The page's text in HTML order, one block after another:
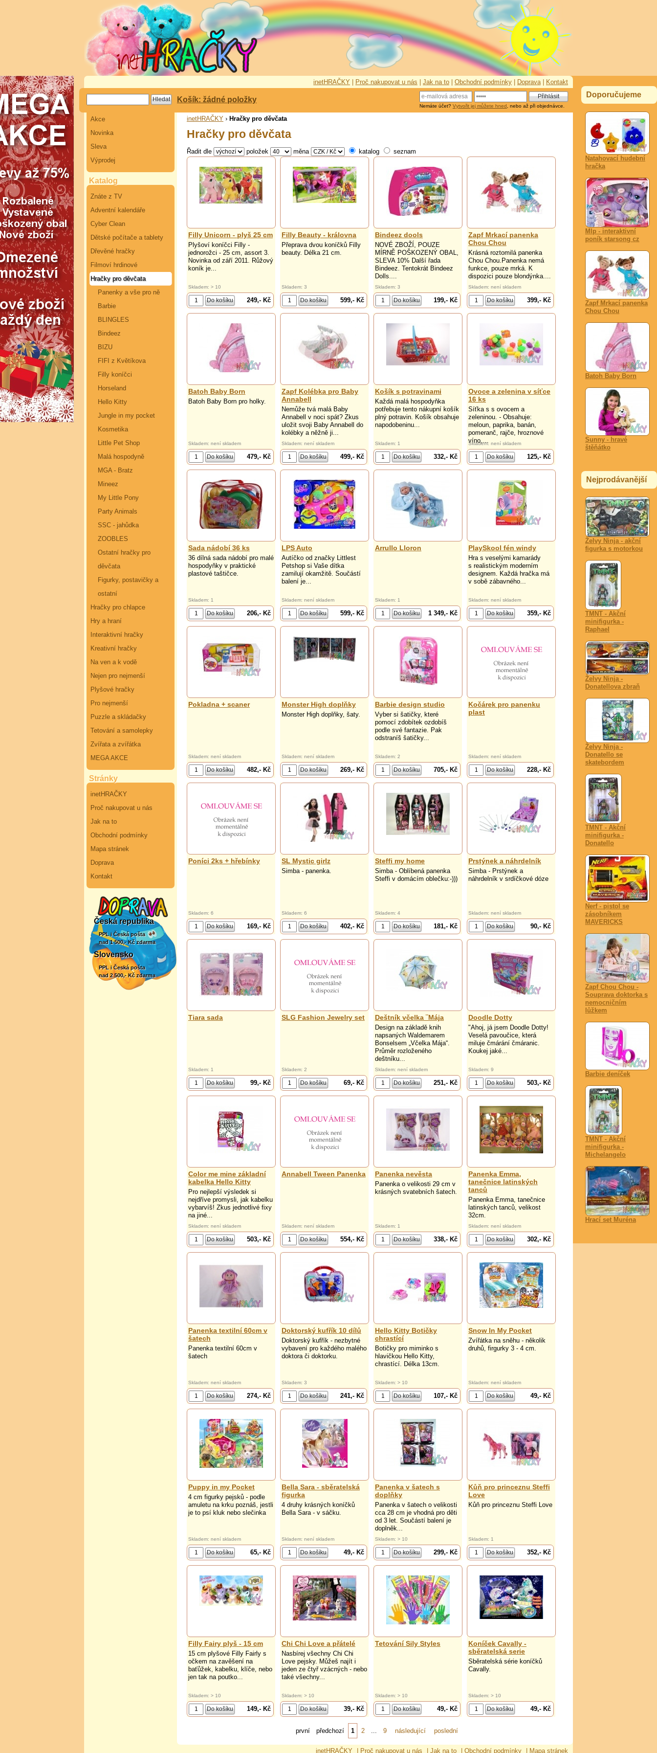
Doporučujeme
Natahovací hudební
hračka
Mlp - interaktivní
poník starsong cz
Zapf Mrkací panenka
Chou Chou
Batoh Baby Born
Sunny - hravé
štěňátko
Nejprodávanější
Želvy Ninja - akční
figurka s motorkou
TMNT - Akční
minifigurka -
Raphael
Želvy Ninja -
Donatellova zbraň
Želvy Ninja -
Donatello se
skatebordem
TMNT - Akční
minifigurka -
Donatello
Nerf - pistol se
zásobníkem
MAVERICKS
Zapf Chou Chou -
Souprava doktorka s
nemocničním
lůžkem
Barbie deníček
TMNT - Akční
minifigurka -
Michelangelo
Hrací set Muréna
inetHRAČKY Proč nakupovat u nás Jak na to Obchodní podmínky Doprava| Kontakt
Nemáte účet? Vytvořit jej můžete hned , nebo až při objednávce.
Košík: žádné položky
Akce
Novinka
Sleva
Výprodej
Katalog
Znáte z TV
Adventní kalendáře
Cyber Clean
Dětské počítače a tablety
Dřevěné hračky
Filmoví hrdinové
Hračky pro děvčata
Panenky a vše pro ně
Barbie
BLINGLES
Bindeez
BIZU
FIFI z Květíkova
Filly koníčci
Horseland
Hello Kitty
Jungle in my pocket
Kosmetika
Little Pet Shop
Malá hospodyně
MGA - Bratz
Mineez
My Little Pony
Party Animals
SSC - jahůdka
ZOOBLES
Ostatní hračky pro
děvčata
Figurky, postavičky a
ostatní
Hračky pro chlapce
Hry a hraní
Interaktivní hračky
Kreativní hračky
Na ven a k vodě
Nejen pro nejmenší
Plyšové hračky
Pro nejmenší
Puzzle a skládačky
Tetování a samolepky
Zvířata a zvířátka
MEGA AKCE
Stránky
inetHRAČKY
Proč nakupovat u nás
Jak na to
Obchodní podmínky
Mapa stránek
Doprava
Kontakt
Česká republika
PPL i Česká pošta
nad 1 500,- Kč zdarma
Slovensko
PPL i Česká pošta
nad 2 500,- Kč zdarma
inetHRAČKY › Hračky pro děvčata
Hračky pro děvčata
Řadit dle položek měna katalog seznam
Filly Unicorn - plyš 25 cm
Plyšoví koníčci Filly -
jednorožci - 25 cm, assort 3.
Novinka od září 2011. Růžový
koník je...
Skladem: > 10
249,- Kč
Filly Beauty - královna
Přeprava dvou koníčků Filly
beauty. Délka 21 cm.
Skladem: 3
599,- Kč
Bindeez dools
NOVÉ ZBOŽÍ, POUZE
MÍRNĚ POŠKOZENÝ OBAL,
SLEVA 10% Další řada
Bindeez. Tentokrát Bindeez
Dolls....
Skladem: 3
199,- Kč
Zapf Mrkací panenka
Chou Chou
Krásná roztomilá panenka
Chou Chou.Panenka nemá
funkce, pouze mrká. K
dispozici pouze blondýnka....
Skladem: není skladem
399,- Kč
Batoh Baby Born
Batoh Baby Born pro holky.
Skladem: není skladem
479,- Kč
Zapf Kolébka pro Baby
Annabell
Nemůže tvá malá Baby
Annabell v noci spát? Zkus
uložit svoji Baby Annabell do
kolébky a něžně ji...
Skladem: není skladem
499,- Kč
Košík s potravinami
Každá malá hospodyňka
potřebuje tento nákupní košík
plný potravin. Košík obsahuje
napodobeninu...
Skladem: 1
332,- Kč
Ovoce a zelenina v síťce
16 ks
Síťka s s ovocem a
zeleninou. - Obsahuje:
meloun, paprika, banán,
pomeranč, rajče, hroznové
víno,...
Skladem: není skladem
125,- Kč
Sada nádobí 36 ks
36 dílná sada nádobí pro malé
hospodyňky v praktické
plastové taštičce.
Skladem: 1
206,- Kč
LPS Auto
Autíčko od značky Littlest
Petshop si Vaše dítka
zamilují okamžitě. Součástí
balení je...
Skladem: není skladem
599,- Kč
Arrullo Lloron
Skladem: 1
1 349,- Kč
PlaySkool fén windy
Hra s veselými kamarády
s realistickým moderním
designem. Každá hračka má
v sobě zábavného...
Skladem: není skladem
359,- Kč
Pokladna + scaner
Skladem: není skladem
482,- Kč
Monster High doplňky
Monster High doplňky, šaty.
Skladem: není skladem
269,- Kč
Barbie design studio
Vyber si šatičky, které
pomocí zdobítek ozdobíš
podle své fantazie. Pak
odstraníš šatičky...
Skladem: 2
705,- Kč
Kočárek pro panenku
plast
Skladem: není skladem
228,- Kč
Poníci 2ks + hřebínky
Skladem: 6
169,- Kč
SL Mystic girlz
Simba - panenka.
Skladem: 6
402,- Kč
Steffi my home
Simba - Oblíbená panenka
Steffi v domácím oblečku:-)))
Skladem: 4
181,- Kč
Prstýnek a náhrdelník
Simba - Prstýnek a
náhrdelník v srdíčkové dóze
Skladem: není skladem
90,- Kč
Tiara sada
Skladem: 1
99,- Kč
SLG Fashion Jewelry set
Skladem: 2
69,- Kč
Deštník včelka ¨Mája
Design na základě knih
napsaných Waldemarem
Bonselsem „Včelka Mája“.
Průměr rozloženého
deštníku...
Skladem: není skladem
251,- Kč
Doodle Dotty
"Ahoj, já jsem Doodle Dotty!
Veselá pavoučice, která
miluje čmárání čmáranic.
Koukej jaké...
Skladem: 9
503,- Kč
Color me mine základní
kabelka Hello Kitty
Pro nejlepší výsledek si
nejdříve promysli, jak kabelku
vybarvíš! Zkus jednotlivé fixy
na jiné...
Skladem: není skladem
503,- Kč
Annabell Tween Panenka
Skladem: není skladem
554,- Kč
Panenka nevěsta
Panenka o velikosti 29 cm v
krásných svatebních šatech.
Skladem: 1
338,- Kč
Panenka Emma,
tanečnice latinských
tanců
Panenka Emma, tanečnice
latinských tanců, velikost
32cm.
Skladem: není skladem
302,- Kč
Panenka textilní 60cm v
šatech
Panenka textilní 60cm v
šatech
Skladem: není skladem
274,- Kč
Doktorský kufřík 10 dílů
Doktorský kufřík - nezbytné
vybavení pro každého malého
doktora či doktorku.
Skladem: 3
241,- Kč
Hello Kitty Botičky
chrastící
Botičky pro miminko s
hlavičkou Hello Kitty,
chrastící. Délka 13cm.
Skladem: > 10
107,- Kč
Snow In My Pocket
Zvířátka na sněhu - několik
druhů, firgurky 3 - 4 cm.
Skladem: není skladem
49,- Kč
Puppy in my Pocket
4 cm figurky pejsků - podle
amuletu na krku poznáš, jestli
je to psí kluk nebo slečinka
Skladem: není skladem
65,- Kč
Bella Sara - sběratelská
figurka
4 druhy krásných koníčků
Bella Sara - v sáčku.
Skladem: není skladem
49,- Kč
Panenka v šatech s
doplňky
Panenka v šatech o velikosti
cca 28 cm je vhodná pro děti
od 3 let. Součástí balení je
doplněk...
Skladem: > 10
299,- Kč
Kůň pro princeznu Steffi
Love
Kůň pro princeznu Steffi Love
Skladem: 1
352,- Kč
Filly Fairy plyš - 15 cm
15 cm plyšové Filly Fairly s
očkem na zavěšení na
baťůžek, kabelku, klíče, nebo
jen tak na poutko...
Skladem: > 10
149,- Kč
Chi Chi Love a přátelé
Nasbírej všechny Chi Chi
Love pejsky. Můžeš najít i
jeden ze čtyř vzácných - nebo
také všechny...
Skladem: > 10
39,- Kč
Tetování Sily Styles
Skladem: > 10
49,- Kč
Koníček Cavally -
sběratelská serie
Sběratelská série koníčků
Cavally.
Skladem: > 10
49,- Kč
první předchozí 1 2 9 následující poslední
inetHRAČKY Proč nakupovat u nás Jak na to Obchodní podmínky Mapa stránek